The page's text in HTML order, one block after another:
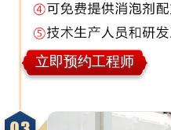
立即预约工程师